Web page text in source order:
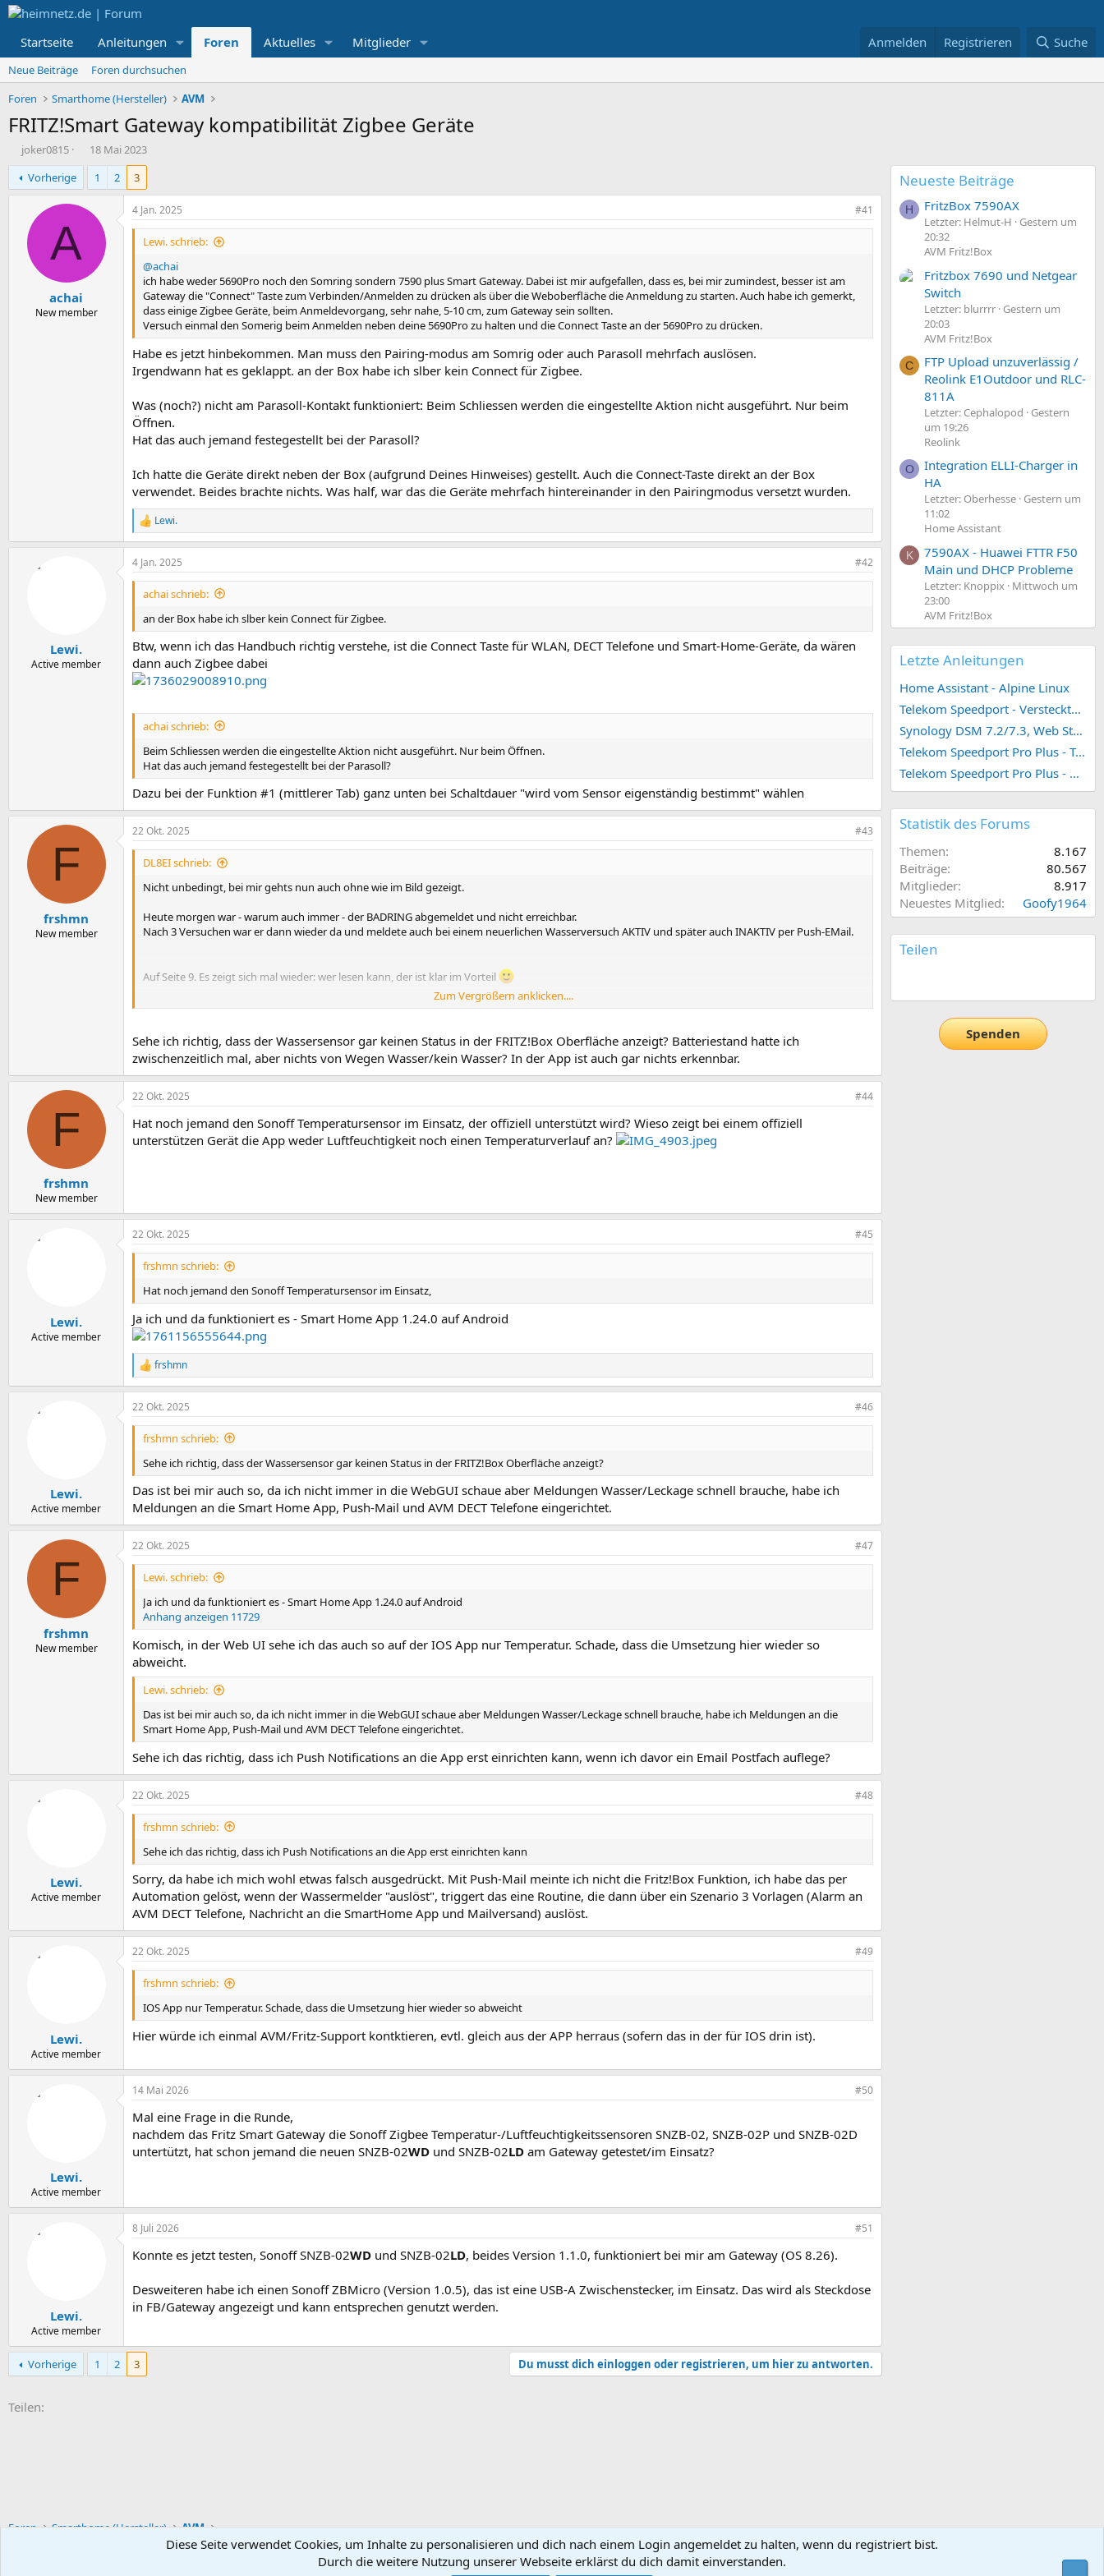
Startseite Anleitungen Foren Aktuelles Mitglieder Anmelden Registrieren Suche
Neue Beiträge
Foren durchsuchen
Foren
Smarthome (Hersteller) AVM
FRITZ!Smart Gateway kompatibilität Zigbee Geräte
E
r
s
t
joker0815
E
r
t
e
18 Mai 2023
Vorherige
1 2 3
A
achai
New member
4 Jan. 2025 #41
Lewi. schrieb:
@achai
ich habe weder 5690Pro noch den Somring sondern 7590 plus Smart Gateway. Dabei ist mir aufgefallen, dass es, bei mir zumindest, besser ist am
Gateway die "Connect" Taste zum Verbinden/Anmelden zu drücken als über die Weboberfläche die Anmeldung zu starten. Auch habe ich gemerkt,
dass einige Zigbee Geräte, beim Anmeldevorgang, sehr nahe, 5-10 cm, zum Gateway sein sollten.
Versuch einmal den Somerig beim Anmelden neben deine 5690Pro zu halten und die Connect Taste an der 5690Pro zu drücken.
Habe es jetzt hinbekommen. Man muss den Pairing-modus am Somrig oder auch Parasoll mehrfach auslösen.
Irgendwann hat es geklappt. an der Box habe ich slber kein Connect für Zigbee.
Was (noch?) nicht am Parasoll-Kontakt funktioniert: Beim Schliessen werden die eingestellte Aktion nicht ausgeführt. Nur beim
Öffnen.
Hat das auch jemand festegestellt bei der Parasoll?
Ich hatte die Geräte direkt neben der Box (aufgrund Deines Hinweises) gestellt. Auch die Connect-Taste direkt an der Box
verwendet. Beides brachte nichts. Was half, war das die Geräte mehrfach hintereinander in den Pairingmodus versetzt wurden.
R
e
a
k
t
n
e
n
:
Lewi.
Lewi.
Active member
4 Jan. 2025 #42
achai schrieb:
an der Box habe ich slber kein Connect für Zigbee.
Btw, wenn ich das Handbuch richtig verstehe, ist die Connect Taste für WLAN, DECT Telefone und Smart-Home-Geräte, da wären
dann auch Zigbee dabei
achai schrieb:
Beim Schliessen werden die eingestellte Aktion nicht ausgeführt. Nur beim Öffnen.
Hat das auch jemand festegestellt bei der Parasoll?
Dazu bei der Funktion #1 (mittlerer Tab) ganz unten bei Schaltdauer "wird vom Sensor eigenständig bestimmt" wählen
F
frshmn
New member
22 Okt. 2025 #43
DL8EI schrieb:
Nicht unbedingt, bei mir gehts nun auch ohne wie im Bild gezeigt.
Heute morgen war - warum auch immer - der BADRING abgemeldet und nicht erreichbar.
Nach 3 Versuchen war er dann wieder da und meldete auch bei einem neuerlichen Wasserversuch AKTIV und später auch INAKTIV per Push-EMail.
Auf Seite 9. Es zeigt sich mal wieder: wer lesen kann, der ist klar im Vorteil
Unten noch der Vollständigkeit halber meine Verpackung.
Vielleicht mag es daran liegen ???
Zum Vergrößern anklicken....
Sehe ich richtig, dass der Wassersensor gar keinen Status in der FRITZ!Box Oberfläche anzeigt? Batteriestand hatte ich
zwischenzeitlich mal, aber nichts von Wegen Wasser/kein Wasser? In der App ist auch gar nichts erkennbar.
F
frshmn
New member
22 Okt. 2025 #44
Hat noch jemand den Sonoff Temperatursensor im Einsatz, der offiziell unterstützt wird? Wieso zeigt bei einem offiziell
unterstützen Gerät die App weder Luftfeuchtigkeit noch einen Temperaturverlauf an?
Lewi.
Active member
22 Okt. 2025 #45
frshmn schrieb:
Hat noch jemand den Sonoff Temperatursensor im Einsatz,
Ja ich und da funktioniert es - Smart Home App 1.24.0 auf Android
R
e
a
k
t
n
e
n
frshmn
Lewi.
Active member
22 Okt. 2025 #46
frshmn schrieb:
Sehe ich richtig, dass der Wassersensor gar keinen Status in der FRITZ!Box Oberfläche anzeigt?
Das ist bei mir auch so, da ich nicht immer in die WebGUI schaue aber Meldungen Wasser/Leckage schnell brauche, habe ich
Meldungen an die Smart Home App, Push-Mail und AVM DECT Telefone eingerichtet.
F
frshmn
New member
22 Okt. 2025 #47
Lewi. schrieb:
Ja ich und da funktioniert es - Smart Home App 1.24.0 auf Android
Anhang anzeigen 11729
Komisch, in der Web UI sehe ich das auch so auf der IOS App nur Temperatur. Schade, dass die Umsetzung hier wieder so
abweicht.
Lewi. schrieb:
Das ist bei mir auch so, da ich nicht immer in die WebGUI schaue aber Meldungen Wasser/Leckage schnell brauche, habe ich Meldungen an die
Smart Home App, Push-Mail und AVM DECT Telefone eingerichtet.
Sehe ich das richtig, dass ich Push Notifications an die App erst einrichten kann, wenn ich davor ein Email Postfach auflege?
Lewi.
Active member
22 Okt. 2025 #48
frshmn schrieb:
Sehe ich das richtig, dass ich Push Notifications an die App erst einrichten kann
Sorry, da habe ich mich wohl etwas falsch ausgedrückt. Mit Push-Mail meinte ich nicht die Fritz!Box Funktion, ich habe das per
Automation gelöst, wenn der Wassermelder "auslöst", triggert das eine Routine, die dann über ein Szenario 3 Vorlagen (Alarm an
AVM DECT Telefone, Nachricht an die SmartHome App und Mailversand) auslöst.
Lewi.
Active member
22 Okt. 2025 #49
frshmn schrieb:
IOS App nur Temperatur. Schade, dass die Umsetzung hier wieder so abweicht
Hier würde ich einmal AVM/Fritz-Support kontktieren, evtl. gleich aus der APP herraus (sofern das in der für IOS drin ist).
Lewi.
Active member
14 Mai 2026 #50
Mal eine Frage in die Runde,
nachdem das Fritz Smart Gateway die Sonoff Zigbee Temperatur-/Luftfeuchtigkeitssensoren SNZB-02, SNZB-02P und SNZB-02D
untertützt, hat schon jemand die neuen SNZB-02WD und SNZB-02LD am Gateway getestet/im Einsatz?
Lewi.
Active member
8 Juli 2026 #51
Konnte es jetzt testen, Sonoff SNZB-02WD und SNZB-02LD, beides Version 1.1.0, funktioniert bei mir am Gateway (OS 8.26).
Desweiteren habe ich einen Sonoff ZBMicro (Version 1.0.5), das ist eine USB-A Zwischenstecker, im Einsatz. Das wird als Steckdose
in FB/Gateway angezeigt und kann entsprechen genutzt werden.
Vorherige 1 2 3 Du musst dich einloggen oder registrieren, um hier zu antworten.
Teilen:
Neueste Beiträge
H FritzBox 7590AX
Letzter: Helmut-H
Gestern um
20:32
AVM Fritz!Box
Fritzbox 7690 und Netgear
Switch
Letzter: blurrrr Gestern um
20:03
AVM Fritz!Box
C
FTP Upload unzuverlässig /
Reolink E1Outdoor und RLC-
811A
Letzter: Cephalopod
Gestern
um 19:26
Reolink
O
Integration ELLI-Charger in
HA
Letzter: Oberhesse Gestern um
11:02
Home Assistant
K
7590AX - Huawei FTTR F50
Main und DHCP Probleme
Letzter: Knoppix
Mittwoch um
23:00
AVM Fritz!Box
Letzte Anleitungen
Home Assistant - Alpine Linux
Telekom Speedport - Versteckte Konfigurationen
Synology DSM 7.2/7.3, Web Station 4, Webdienst und Webportal erstellen (ehemals vHost)
Telekom Speedport Pro Plus - Telefonie einrichten
Telekom Speedport Pro Plus - Netzwerk einrichten
Statistik des Forums
Themen
8.167
Beiträge
80.567
Mitglieder
8.917
Neuestes Mitglied
Goofy1964
Teilen
Spenden
Foren Smarthome (Hersteller) AVM
Nutzungsbedingungen Start
Diese Seite verwendet Cookies, um Inhalte zu personalisieren und dich nach einem Login angemeldet zu halten, wenn du registriert bist.
Durch die weitere Nutzung unserer Webseite erklärst du dich damit einverstanden.